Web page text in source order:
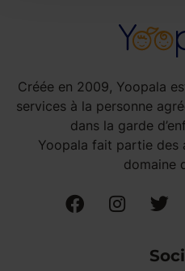
Créée en 2009, Yoopala
services à la personne
dans la garde
Yoopala fait partie des
domaine